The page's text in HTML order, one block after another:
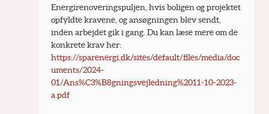
Energirenoveringspuljen, hvis boligen og projektet
opfyldte kravene, og ansøgningen blev sendt,
inden arbejdet gik i gang. Du kan læse mere om de
konkrete krav her:
https://sparenergi.dk/sites/default/files/media/doc
uments/2024-
01/Ans%C3%B8gningsvejledning%2011-10-2023-
a.pdf